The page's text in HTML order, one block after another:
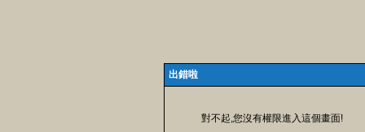
出錯啦
對不起,您沒有權限進入這個畫面!